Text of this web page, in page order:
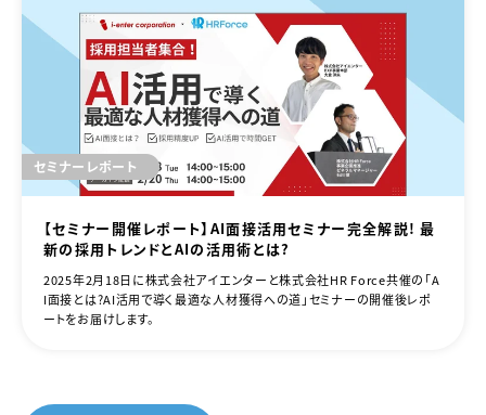
セミナーレポート
【セミナー開催レポート】AI面接活用セミナー完全解説！ 最
新の採用トレンドとAIの活用術とは？
2025年2月18日に株式会社アイエンターと株式会社HR Force共催の「A
I面接とは？AI活用で導く最適な人材獲得への道」セミナーの開催後レポ
ートをお届けします。